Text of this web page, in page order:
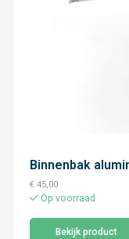
Binnenbak
€ 45,00
Op voorraad
Bekijk product